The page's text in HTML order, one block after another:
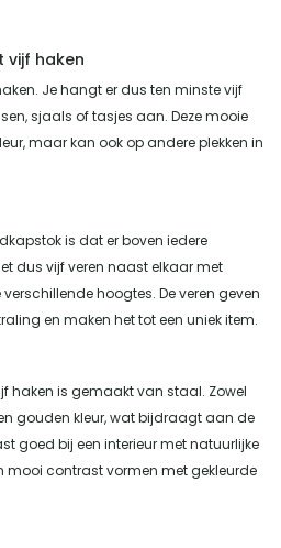
vijf haken
Je hangt er dus ten minste vijf
sjaals of tasjes aan. Deze mooie
maar kan ook op andere plekken in
is dat er boven iedere
dus vijf veren naast elkaar met
hoogtes. De veren geven
en maken het tot een uniek item.
haken is gemaakt van staal. Zowel
gouden kleur, wat bijdraagt aan de
goed bij een interieur met natuurlijke
mooi contrast vormen met gekleurde